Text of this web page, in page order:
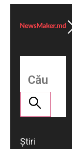
Știri